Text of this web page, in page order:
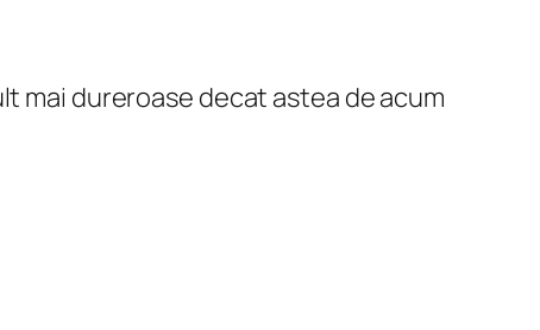
mai dureroase decat astea de acum